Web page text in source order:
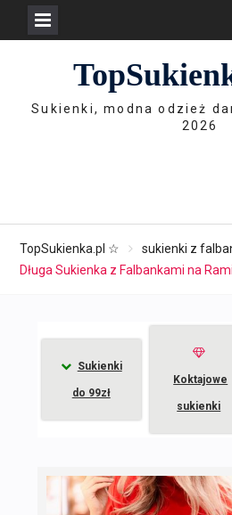
Sukienki, modna odzież
2026
TopSukienka.pl ☆
sukienki z
Długa Sukienka z Falbankami na
Sukienki
do 99zł
Koktajowe
sukienki